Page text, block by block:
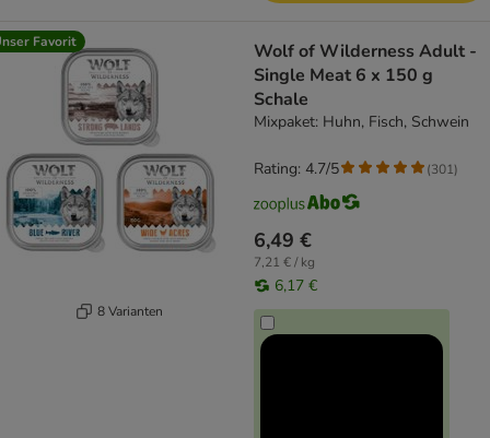
Favorit
8 Varianten
Wolf of Wilderness Adult -
Single Meat 6 x 150 g
Schale
Mixpaket: Huhn, Fisch, Schwein
6,49 €
7,21 € / kg
6,17 €
Rating: 4.7/5 (301)